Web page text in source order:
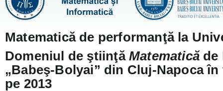
Matematică de performanţă la
Domeniul de ştiinţă Matematică de
„Babeş-Bolyai” din Cluj-Napoca
pe 2013